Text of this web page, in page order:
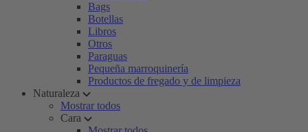
Bags
Botellas
Libros
Otros
Paraguas
Pequeña marroquinería
Productos de fregado y de limpieza
Naturaleza
Mostrar todos
Cara